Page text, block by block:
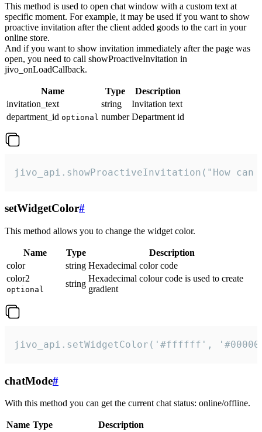
This method is used to open chat window with a custom text at
specific moment. For example, it may be used if you want to show
proactive invitation after the client added goods to the cart in your
online store.
And if you want to show invitation immediately after the page was
open, you need to call showProactiveInvitation in
jivo_onLoadCallback.
Name Type
Description
invitation_text
string
Invitation text
department_id optional number Department id
jivo_api.showProactiveInvitation("How
setWidgetColor#
This method allows you to change the widget color.
Name Type
Description
color
string Hexadecimal color code
color2
optional
string
Hexadecimal colour code is used to create
gradient
jivo_api.setWidgetColor('#ffffff',
chatMode#
With this method you can get the current chat status: online/offline.
Name Type
Description